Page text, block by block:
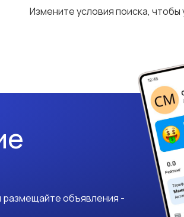
Измените условия поиска,
размещайте объявления -